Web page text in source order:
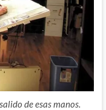
de esas manos.